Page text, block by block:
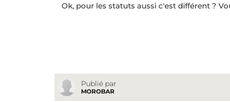
Ok, pour les statuts aussi c'est différent ?
Publié par
MOROBAR